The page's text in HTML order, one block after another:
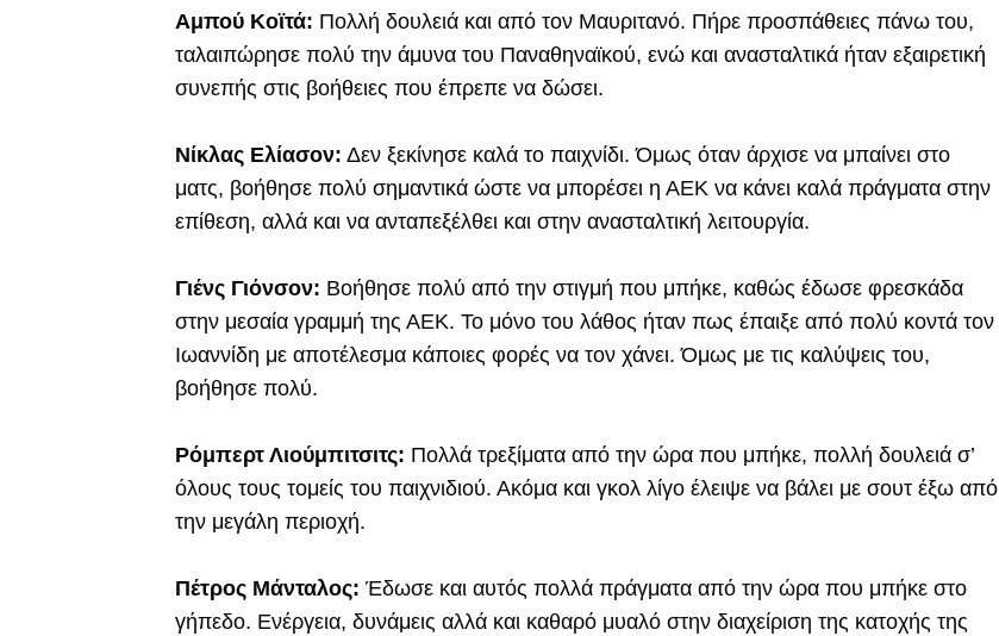
Αμπού Κοϊτά: Πολλή δουλειά και από τον Μαυριτανό. Πήρε προσπάθειες πάνω του,
ταλαιπώρησε πολύ την άμυνα του Παναθηναϊκού, ενώ και ανασταλτικά ήταν εξαιρετική
συνεπής στις βοήθειες που έπρεπε να δώσει.
Νίκλας Ελίασον: Δεν ξεκίνησε καλά το παιχνίδι. Όμως όταν άρχισε να μπαίνει στο
ματς, βοήθησε πολύ σημαντικά ώστε να μπορέσει η ΑΕΚ να κάνει καλά πράγματα στην
επίθεση, αλλά και να ανταπεξέλθει και στην ανασταλτική λειτουργία.
Γιένς Γιόνσον: Βοήθησε πολύ από την στιγμή που μπήκε, καθώς έδωσε φρεσκάδα
στην μεσαία γραμμή της ΑΕΚ. Το μόνο του λάθος ήταν πως έπαιξε από πολύ κοντά τον
Ιωαννίδη με αποτέλεσμα κάποιες φορές να τον χάνει. Όμως με τις καλύψεις του,
βοήθησε πολύ.
Ρόμπερτ Λιούμπιτσιτς: Πολλά τρεξίματα από την ώρα που μπήκε, πολλή δουλειά σ’
όλους τους τομείς του παιχνιδιού. Ακόμα και γκολ λίγο έλειψε να βάλει με σουτ έξω από
την μεγάλη περιοχή.
Πέτρος Μάνταλος: Έδωσε και αυτός πολλά πράγματα από την ώρα που μπήκε στο
γήπεδο. Ενέργεια, δυνάμεις αλλά και καθαρό μυαλό στην διαχείριση της κατοχής της